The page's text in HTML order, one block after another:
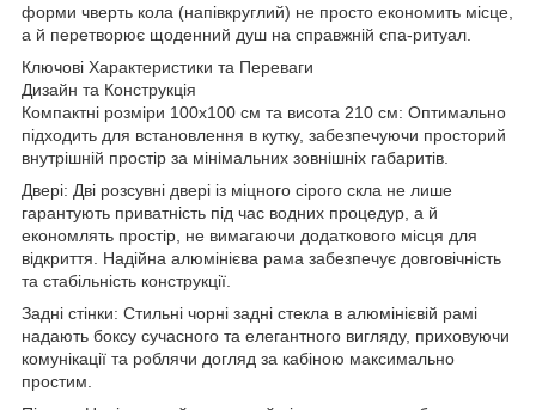
форми чверть кола (напівкруглий) не просто економить місце,
а й перетворює щоденний душ на справжній спа-ритуал.
Ключові Характеристики та Переваги
Дизайн та Конструкція
Компактні розміри 100х100 см та висота 210 см: Оптимально
підходить для встановлення в кутку, забезпечуючи просторий
внутрішній простір за мінімальних зовнішніх габаритів.
Двері: Дві розсувні двері із міцного сірого скла не лише
гарантують приватність під час водних процедур, а й
економлять простір, не вимагаючи додаткового місця для
відкриття. Надійна алюмінієва рама забезпечує довговічність
та стабільність конструкції.
Задні стінки: Стильні чорні задні стекла в алюмінієвій рамі
надають боксу сучасного та елегантного вигляду, приховуючи
комунікації та роблячи догляд за кабіною максимально
простим.